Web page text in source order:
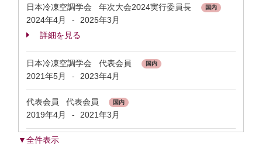
日本冷凍空調学会 年次大会2024実行委員長 国内
2024年4月 -
2025年3月
詳細を見る
日本冷凍空調学会 代表会員 国内
2021年5月 - 2023年4月
代表会員 代表会員 国内
2019年4月 - 2021年3月
▼全件表示